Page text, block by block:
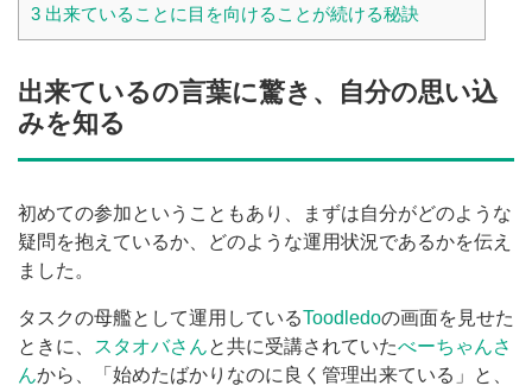
3 出来ていることに目を向けることが続ける秘訣
出来ているの言葉に驚き、自分の思い込
みを知る
初めての参加ということもあり、まずは自分がどのような
疑問を抱えているか、どのような運用状況であるかを伝え
ました。
タスクの母艦として運用しているToodledoの画面を見せた
ときに、
スタオバさんと共に受講されていたべーちゃんさ
んから、「始めたばかりなのに良く管理出来ている」と、